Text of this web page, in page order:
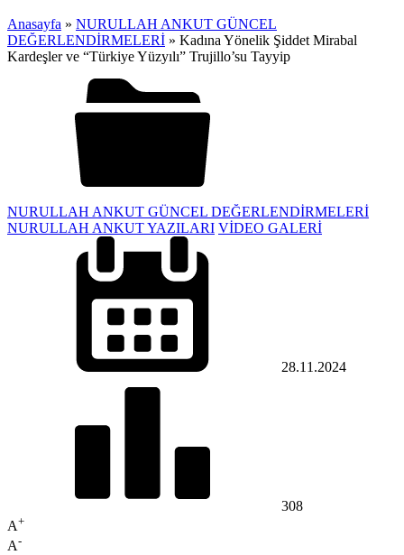
Anasayfa » NURULLAH ANKUT GÜNCEL
DEĞERLENDİRMELERİ » Kadına Yönelik Şiddet Mirabal
Kardeşler ve “Türkiye Yüzyılı” Trujillo’su Tayyip
NURULLAH ANKUT GÜNCEL DEĞERLENDİRMELERİ
NURULLAH ANKUT YAZILARI VİDEO GALERİ
28.11.2024
308
A+
A-